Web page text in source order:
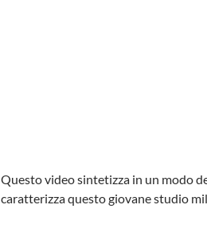
Questo video sintetizza in un modo
caratterizza questo giovane studio